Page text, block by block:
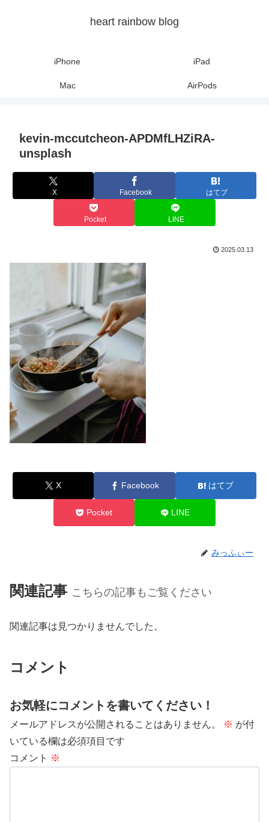
heart rainbow blog
iPhone iPad
Mac AirPods
kevin-mccutcheon-APDMfLHZiRA-
unsplash
X Facebook はてブ
Pocket LINE
2025.03.13
X Facebook はてブ
Pocket LINE
みっふぃー
関連記事 こちらの記事もご覧ください
関連記事は見つかりませんでした。
コメント
お気軽にコメントを書いてください！
メールアドレスが公開されることはありません。 ※ が付
いている欄は必須項目です
コメント ※